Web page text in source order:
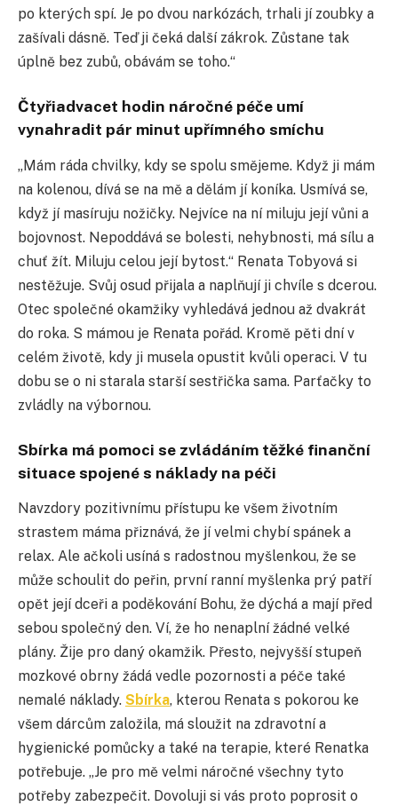
po kterých spí. Je po dvou narkózách, trhali jí zoubky a
zašívali dásně. Teď ji čeká další zákrok. Zůstane tak
úplně bez zubů, obávám se toho.“
Čtyřiadvacet hodin náročné péče umí
vynahradit pár minut upřímného smíchu
„Mám ráda chvilky, kdy se spolu smějeme. Když ji mám
na kolenou, dívá se na mě a dělám jí koníka. Usmívá se,
když jí masíruju nožičky. Nejvíce na ní miluju její vůni a
bojovnost. Nepoddává se bolesti, nehybnosti, má sílu a
chuť žít. Miluju celou její bytost.“ Renata Tobyová si
nestěžuje. Svůj osud přijala a naplňují ji chvíle s dcerou.
Otec společné okamžiky vyhledává jednou až dvakrát
do roka. S mámou je Renata pořád. Kromě pěti dní v
celém životě, kdy ji musela opustit kvůli operaci. V tu
dobu se o ni starala starší sestřička sama. Parťačky to
zvládly na výbornou.
Sbírka má pomoci se zvládáním těžké finanční
situace spojené s náklady na péči
Navzdory pozitivnímu přístupu ke všem životním
strastem máma přiznává, že jí velmi chybí spánek a
relax. Ale ačkoli usíná s radostnou myšlenkou, že se
může schoulit do peřin, první ranní myšlenka prý patří
opět její dceři a poděkování Bohu, že dýchá a mají před
sebou společný den. Ví, že ho nenaplní žádné velké
plány. Žije pro daný okamžik. Přesto, nejvyšší stupeň
mozkové obrny žádá vedle pozornosti a péče také
nemalé náklady. Sbírka, kterou Renata s pokorou ke
všem dárcům založila, má sloužit na zdravotní a
hygienické pomůcky a také na terapie, které Renatka
potřebuje. „Je pro mě velmi náročné všechny tyto
potřeby zabezpečit. Dovoluji si vás proto poprosit o